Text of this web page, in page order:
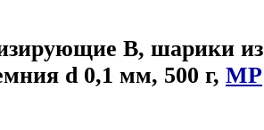
B, шарики из
d 0,1 мм, 500 г, MP